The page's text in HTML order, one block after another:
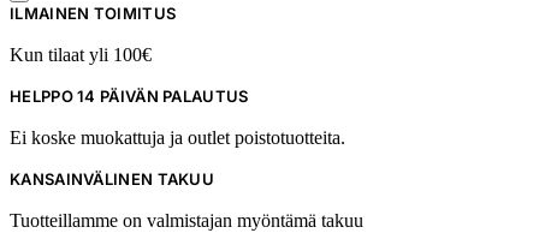
ILMAINEN TOIMITUS
Kun tilaat yli 100€
HELPPO 14 PÄIVÄN PALAUTUS
Ei koske muokattuja ja outlet poistotuotteita.
KANSAINVÄLINEN TAKUU
Tuotteillamme on valmistajan myöntämä takuu